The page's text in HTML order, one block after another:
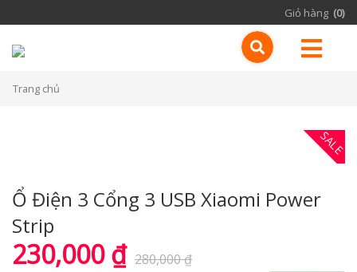
Giỏ hàng (0)
Trang chủ
SALE
Ổ Điện 3 Cổng 3 USB Xiaomi Power
Strip
230,000₫ 280,000₫